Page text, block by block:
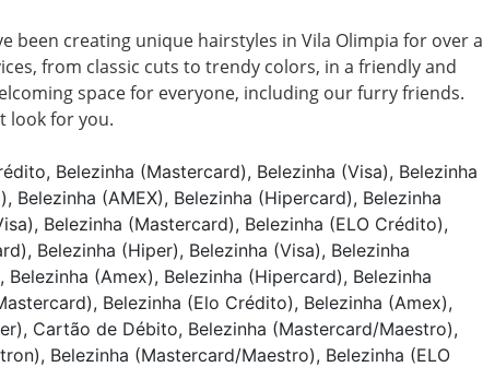
been creating unique hairstyles in Vila Olimpia for over a
from classic cuts to trendy colors, in a friendly and
space for everyone, including our furry friends.
look for you.
Belezinha (Mastercard), Belezinha (Visa), Belezinha
Belezinha (AMEX), Belezinha (Hipercard), Belezinha
Belezinha (Mastercard), Belezinha (ELO Crédito),
Belezinha (Hiper), Belezinha (Visa), Belezinha
(Amex), Belezinha (Hipercard), Belezinha
Belezinha (Elo Crédito), Belezinha (Amex),
Cartão de Débito, Belezinha (Mastercard/Maestro),
Belezinha (Mastercard/Maestro), Belezinha (ELO